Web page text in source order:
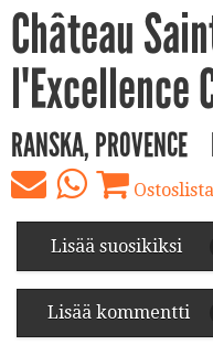
Château
l'Excellence
RANSKA, PROVENCE
Lisää suosikiksi
Lisää kommentti